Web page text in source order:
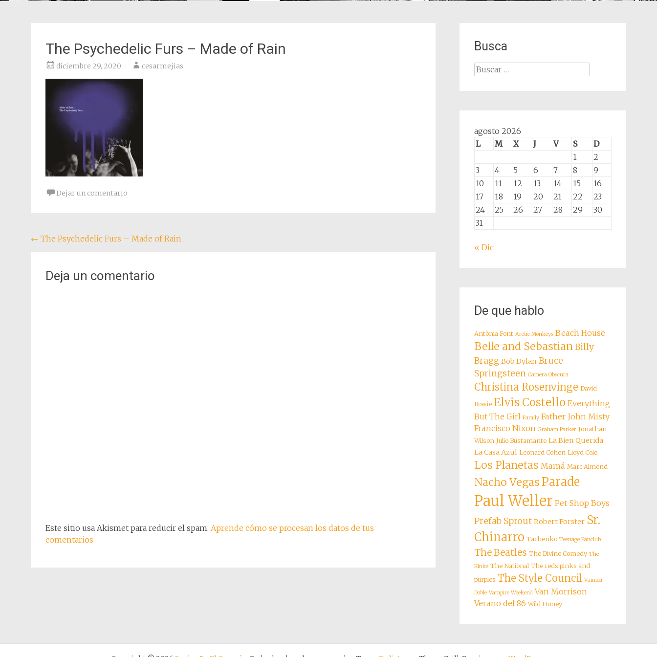
The Psychedelic Furs – Made of Rain
diciembre 29, 2020 cesarmejias
Dejar un comentario
Navegación
entradas
← The Psychedelic Furs – Made of Rain
Deja un comentario
Este sitio usa Akismet para reducir el spam. Aprende cómo se procesan los datos de tus
comentarios.
Busca
Buscar:
agosto 2026
L
M X J V S
D
1
2
3
4 5 6 7 8
9
10
11 12 13 14 15
16
17
18 19 20 21 22
23
24
25 26 27 28 29
30
31
« Dic
De que hablo
Antònia Font Arctic Monkeys Beach House
Belle and SebastianBilly
Bragg Bob Dylan Bruce
Springsteen Camera Obscura
Christina Rosenvinge David
Bowie Elvis Costello Everything
But The Girl Family Father John Misty
Francisco Nixon Graham Parker Jonathan
Wilson Julio Bustamante La Bien Querida
La Casa Azul Leonard Cohen Lloyd Cole
Los Planetas Mamá Marc Almond
Nacho Vegas Parade
Paul Weller Pet Shop Boys
Prefab Sprout Robert Forster Sr.
Chinarro Tachenko Teenage Fanclub
The Beatles The Divine Comedy The
Kinks The National The reds pinks and
purples The Style Council Vainica
Doble Vampire Weekend Van Morrison
Verano del 86 Wild Honey